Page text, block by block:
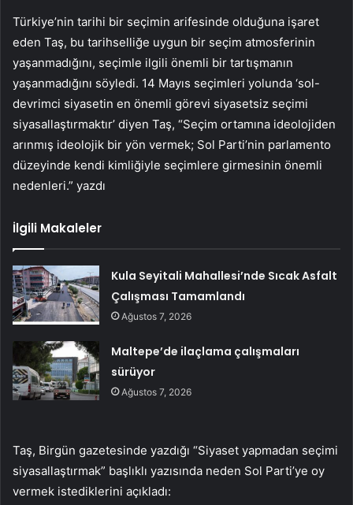
Türkiye’nin tarihi bir seçimin arifesinde olduğuna işaret
eden Taş, bu tarihselliğe uygun bir seçim atmosferinin
yaşanmadığını, seçimle ilgili önemli bir tartışmanın
yaşanmadığını söyledi. 14 Mayıs seçimleri yolunda ‘sol-
devrimci siyasetin en önemli görevi siyasetsiz seçimi
siyasallaştırmaktır’ diyen Taş, “Seçim ortamına ideolojiden
arınmış ideolojik bir yön vermek; Sol Parti’nin parlamento
düzeyinde kendi kimliğiyle seçimlere girmesinin önemli
nedenleri.” yazdı
İlgili Makaleler
Kula Seyitali Mahallesi’nde Sıcak Asfalt
Çalışması Tamamlandı
Ağustos 7, 2026
Maltepe’de ilaçlama çalışmaları
sürüyor
Ağustos 7, 2026
Taş, Birgün gazetesinde yazdığı “Siyaset yapmadan seçimi
siyasallaştırmak” başlıklı yazısında neden Sol Parti’ye oy
vermek istediklerini açıkladı: